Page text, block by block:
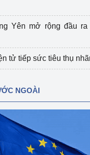
Yên mở rộng đầu
tử tiếp sức tiêu thụ
NGOÀI